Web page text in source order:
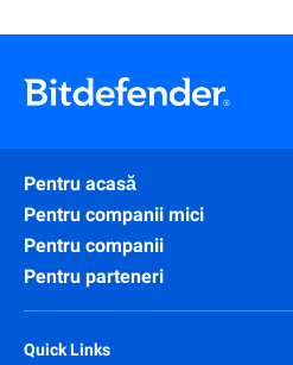
Pentru acasă
Pentru companii mici
Pentru companii
Pentru parteneri
Quick Links